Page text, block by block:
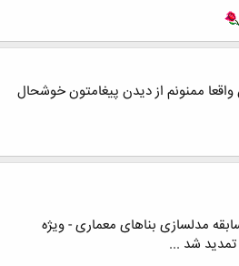
ممنونم از دیدن پیغامتون خوشحال
مدلسازی بناهای معماری - ویژه